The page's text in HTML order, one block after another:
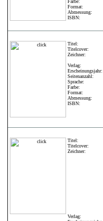
Farbe:
Format:
Abmessung:
ISBN:
Titel:
Titelcover:
Zeichner:
Verlag:
Erscheinungsjahr:
Seitenanzahl:
Sprache:
Farbe:
Format:
Abmessung:
ISBN:
Titel:
Titelcover:
Zeichner:
Verlag: